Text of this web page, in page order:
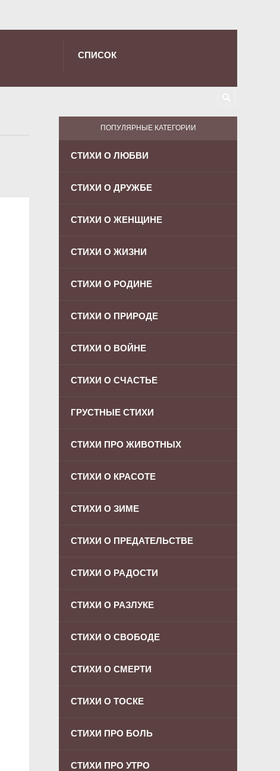
СПИСОК
ПОПУЛЯРНЫЕ КАТЕГОРИИ
СТИХИ О ЛЮБВИ
СТИХИ О ДРУЖБЕ
СТИХИ О ЖЕНЩИНЕ
СТИХИ О ЖИЗНИ
СТИХИ О РОДИНЕ
СТИХИ О ПРИРОДЕ
СТИХИ О ВОЙНЕ
СТИХИ О СЧАСТЬЕ
ГРУСТНЫЕ СТИХИ
СТИХИ ПРО ЖИВОТНЫХ
СТИХИ О КРАСОТЕ
СТИХИ О ЗИМЕ
СТИХИ О ПРЕДАТЕЛЬСТВЕ
СТИХИ О РАДОСТИ
СТИХИ О РАЗЛУКЕ
СТИХИ О СВОБОДЕ
СТИХИ О СМЕРТИ
СТИХИ О ТОСКЕ
СТИХИ ПРО БОЛЬ
СТИХИ ПРО УТРО